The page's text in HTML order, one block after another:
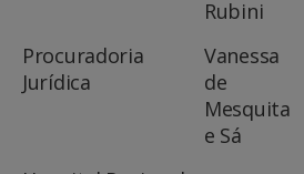
Rubini
Procuradoria
Jurídica
Vanessa
de
Mesquita
e Sá